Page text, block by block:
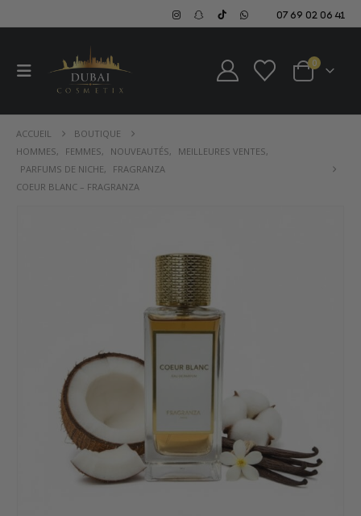
07 69 02 06 41
0
ACCUEIL
BOUTIQUE
HOMMES, FEMMES, NOUVEAUTÉS, MEILLEURES VENTES,
PARFUMS DE NICHE,
FRAGRANZA
COEUR BLANC – FRAGRANZA